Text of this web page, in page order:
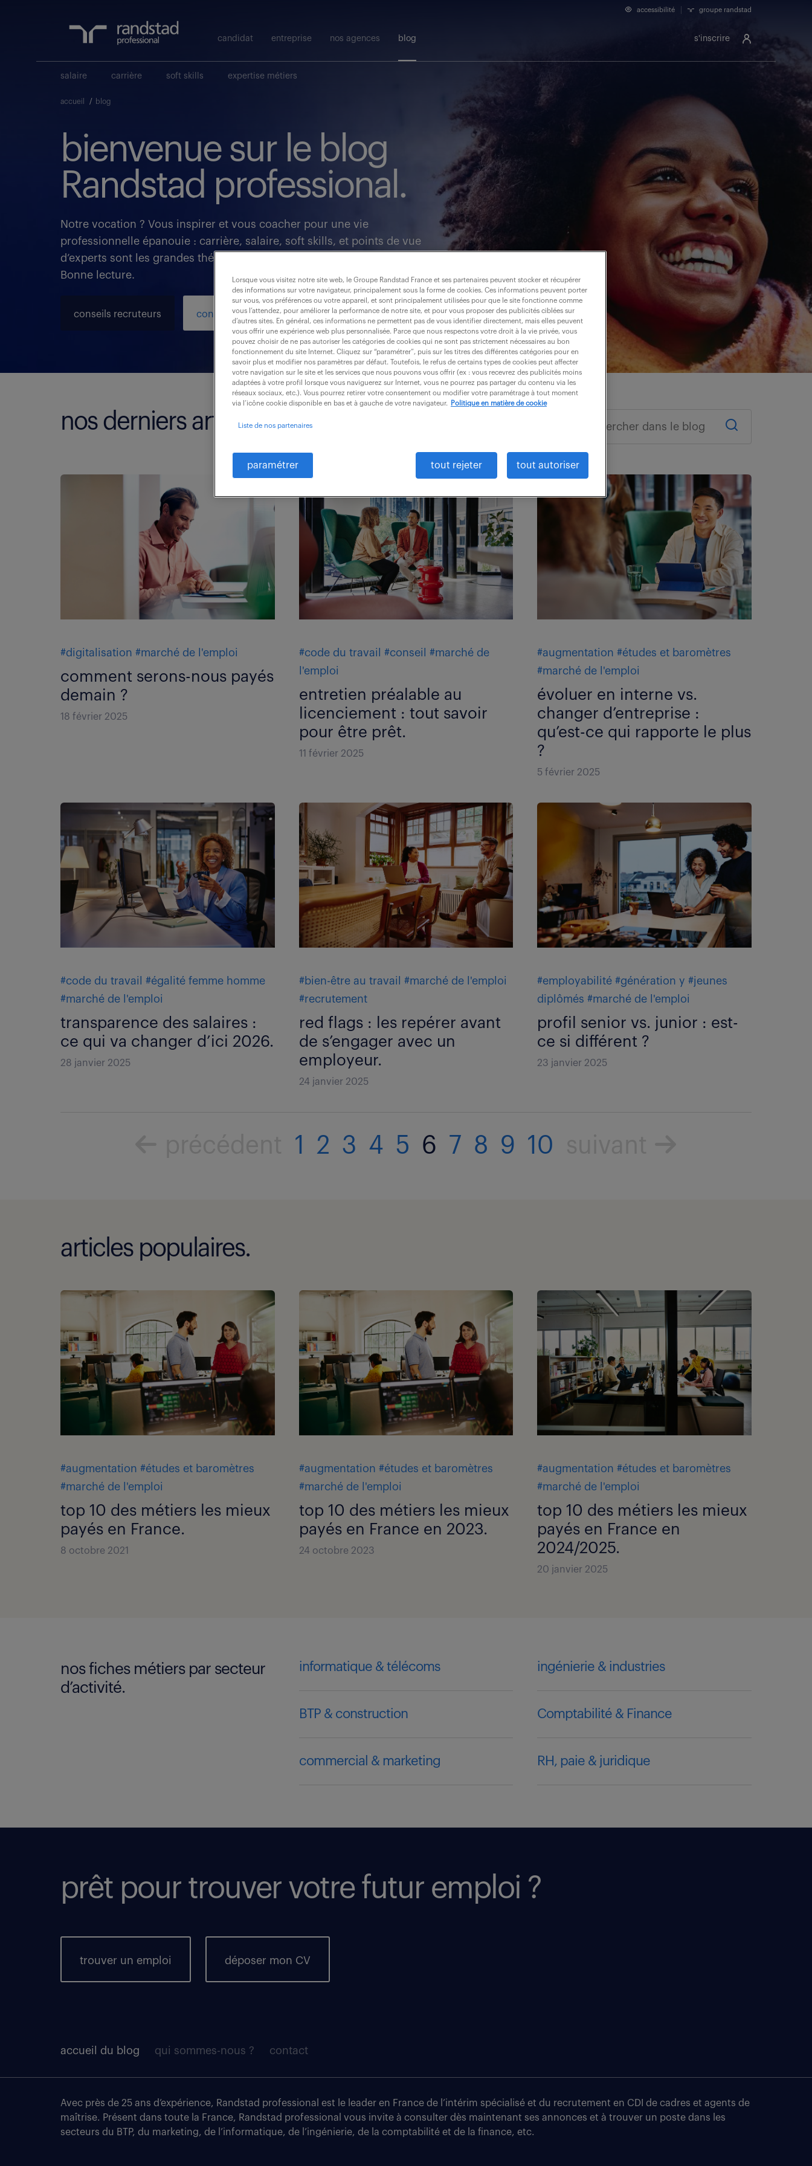
s'inscrire
accessibilité groupe randstad
candidat entreprise nos agences blog
salaire carrière soft skills expertise métiers
accueil / blog
bienvenue sur le blog
Randstad professional.
Notre vocation ? Vous inspirer et vous coacher pour une vie
professionnelle épanouie : carrière, salaire, soft skills, et points de vue
d’experts sont les grandes thématiques du blog Randstad professional.
Bonne lecture.
conseils recruteurs conseils carrière
nos derniers articles
#digitalisation #marché de l'emploi
comment serons-nous payés
demain ?
18 février 2025
#code du travail #conseil
#marché de
l'emploi
entretien préalable au
licenciement : tout savoir
pour être prêt.
11 février 2025
#augmentation #études et baromètres
#marché de l'emploi
évoluer en interne vs.
changer d’entreprise :
qu’est-ce qui rapporte le plus
?
5 février 2025
#code du travail
#égalité femme homme
#marché de l'emploi
transparence des salaires :
ce qui va changer d’ici 2026.
28 janvier 2025
#bien-être au travail
#marché de l'emploi
#recrutement
red flags : les repérer avant
de s’engager avec un
employeur.
24 janvier 2025
#employabilité #génération y #jeunes
diplômés #marché de l'emploi
profil senior vs. junior : est-
ce si différent ?
23 janvier 2025
1 2 3 4 5 6 7 8 9 10
articles populaires.
#augmentation #études et baromètres
#marché de l'emploi
top 10 des métiers les mieux
payés en France.
8 octobre 2021
#augmentation #études et baromètres
#marché de l'emploi
top 10 des métiers les mieux
payés en France en 2023.
24 octobre 2023
#augmentation #études et baromètres
#marché de l'emploi
top 10 des métiers les mieux
payés en France en
2024/2025.
20 janvier 2025
nos fiches métiers par secteur
d’activité.
informatique & télécoms ingénierie & industries
BTP & construction Comptabilité & Finance
commercial & marketing RH, paie & juridique
prêt pour trouver votre futur emploi ?
trouver un emploi déposer mon CV
accueil du blog qui sommes-nous ? contact
Avec près de 25 ans d’expérience, Randstad professional est le leader en France de l’intérim spécialisé et du recrutement en CDI de cadres et agents de
maîtrise. Présent dans toute la France, Randstad professional vous invite à consulter dès maintenant ses annonces et à trouver un poste dans les
secteurs du BTP, du marketing, de l’informatique, de l’ingénierie, de la comptabilité et de la finance, etc.
Lorsque vous visitez notre site web, le Groupe Randstad France et ses partenaires peuvent stocker et récupérer
des informations sur votre navigateur, principalement sous la forme de cookies. Ces informations peuvent porter
sur vous, vos préférences ou votre appareil, et sont principalement utilisées pour que le site fonctionne comme
vous l’attendez, pour améliorer la performance de notre site, et pour vous proposer des publicités ciblées sur
d’autres sites. En général, ces informations ne permettent pas de vous identifier directement, mais elles peuvent
vous offrir une expérience web plus personnalisée. Parce que nous respectons votre droit à la vie privée, vous
pouvez choisir de ne pas autoriser les catégories de cookies qui ne sont pas strictement nécessaires au bon
fonctionnement du site Internet. Cliquez sur “paramétrer”, puis sur les titres des différentes catégories pour en
savoir plus et modifier nos paramètres par défaut. Toutefois, le refus de certains types de cookies peut affecter
votre navigation sur le site et les services que nous pouvons vous offrir (ex : vous recevrez des publicités moins
adaptées à votre profil lorsque vous naviguerez sur Internet, vous ne pourrez pas partager du contenu via les
réseaux sociaux, etc.). Vous pourrez retirer votre consentement ou modifier votre paramétrage à tout moment
via l’icône cookie disponible en bas et à gauche de votre navigateur.
Politique en matière de cookie
Liste de nos partenaires
paramétrer tout rejeter tout autoriser